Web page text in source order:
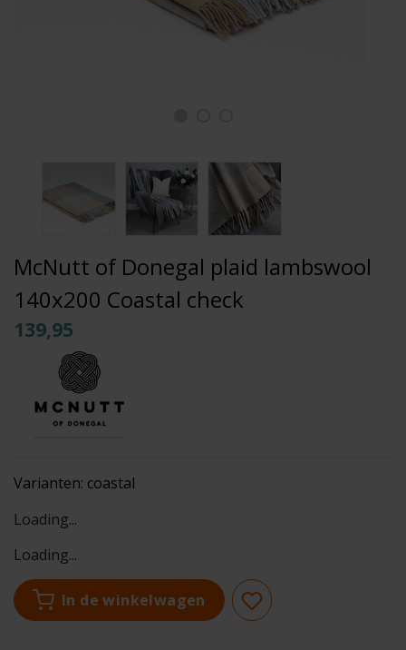
McNutt of Donegal plaid lambswool
140x200 Coastal check
139,95
Varianten: coastal
Loading...
Loading...
In de winkelwagen